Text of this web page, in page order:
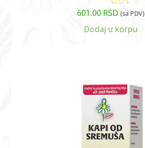
Ocenjeno
sa5.00od
601.00 RSD (sa PDV)
Dodaj u korpu